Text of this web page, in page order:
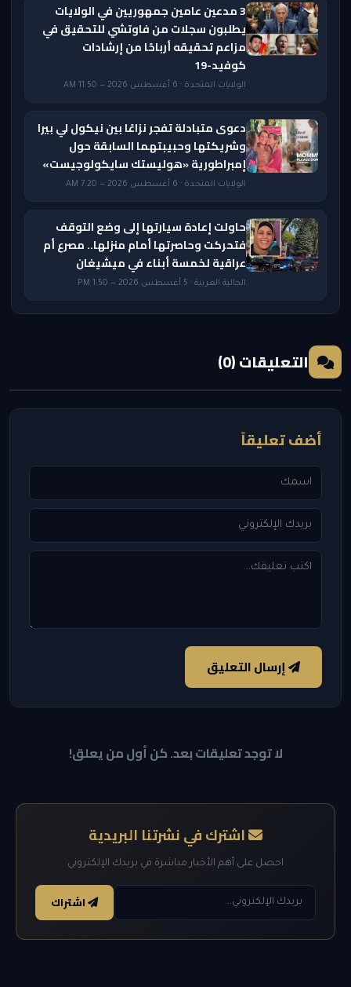
3 مدعين عامين جمهوريين في الولايات
يطلبون سجلات من فاوتشي للتحقيق في
مزاعم تحقيقه أرباحًا من إرشادات
كوفيد-19
الولايات المتحدة · 6 أغسطس 2026 — 11:50 AM
دعوى متبادلة تفجر نزاعًا بين نيكول لي بيرا
وشريكتها وحبيبتهما السابقة حول
إمبراطورية «هوليستك سايكولوجيست»
الولايات المتحدة · 6 أغسطس 2026 — 7:20 AM
حاولت إعادة سيارتها إلى وضع التوقف
فتحركت وحاصرتها أمام منزلها.. مصرع أم
عراقية لخمسة أبناء في ميشيغان
الجالية العربية · 5 أغسطس 2026 — 1:50 PM
التعليقات (0)
أضف تعليقاً
إرسال التعليق
لا توجد تعليقات بعد. كن أول من يعلق!
اشترك في نشرتنا البريدية
احصل على أهم الأخبار مباشرة في بريدك الإلكتروني
اشتراك